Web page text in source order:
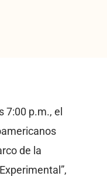
7:00 p.m., el
de la